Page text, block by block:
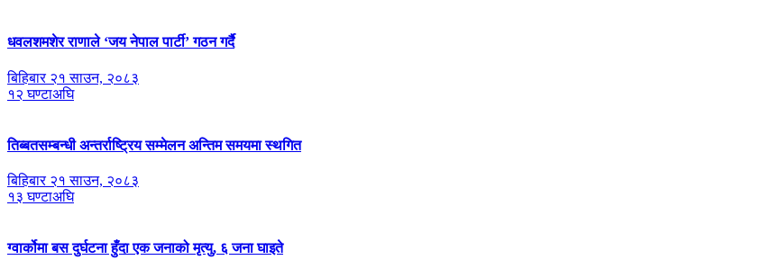
धवलशमशेर राणाले ‘जय नेपाल पार्टी’ गठन गर्दै
बिहिबार २१ साउन, २०८३
१२ घण्टाअघि
तिब्बतसम्बन्धी अन्तर्राष्ट्रिय सम्मेलन अन्तिम समयमा स्थगित
बिहिबार २१ साउन, २०८३
१३ घण्टाअघि
ग्वार्कोमा बस दुर्घटना हुँदा एक जनाको मृत्यु, ६ जना घाइते